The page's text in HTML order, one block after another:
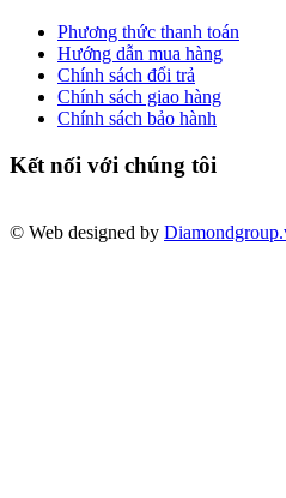
Phương thức thanh toán
Hướng dẫn mua hàng
Chính sách đổi trả
Chính sách giao hàng
Chính sách bảo hành
Kết nối với chúng tôi
© Web designed by